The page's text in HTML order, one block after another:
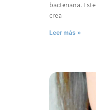
bacteriana.
crea
Leer más »